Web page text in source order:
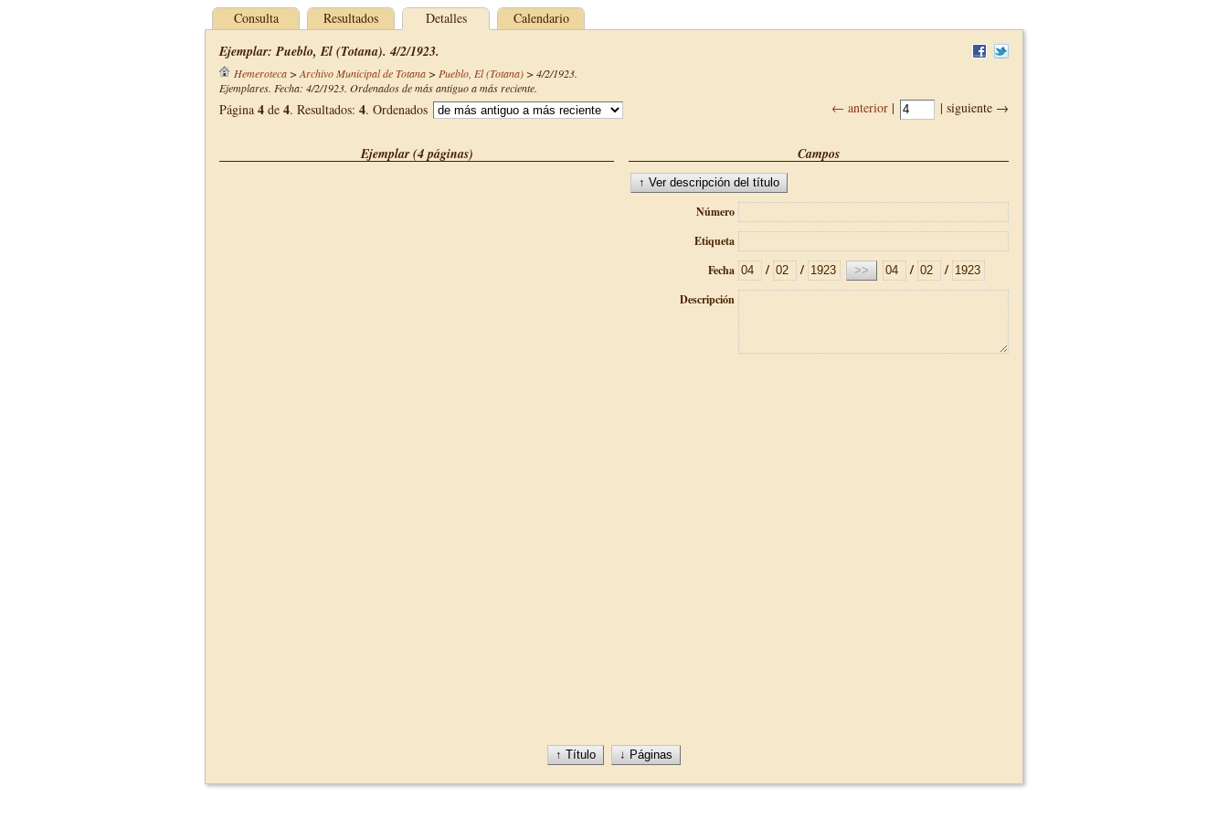
Consulta Resultados Detalles Calendario
Ejemplar: Pueblo, El (Totana). 4/2/1923.
Hemeroteca> Archivo Municipal de Totana> Pueblo, El (Totana)> 4/2/1923.
Ejemplares. Fecha: 4/2/1923. Ordenados de más antiguo a más reciente.
← anterior | | siguiente →
Página 4 de 4. Resultados: 4. Ordenados
Ejemplar (4 páginas) Campos
Número
Etiqueta
Fecha
/ / / /
Descripción